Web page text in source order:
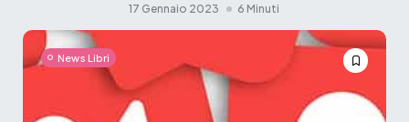
17 Gennaio 2023 6 Minuti
News Libri